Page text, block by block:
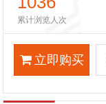
累计浏览人次
立即购买